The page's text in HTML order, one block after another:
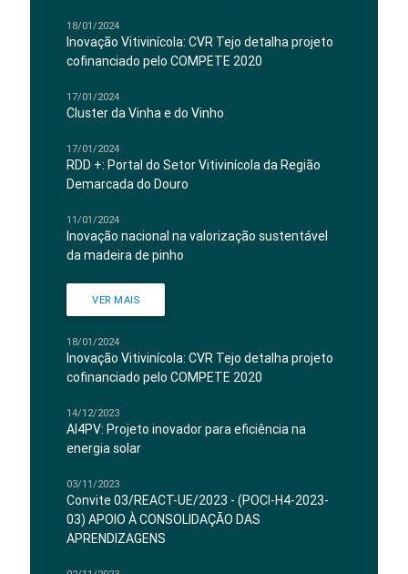
18/01/2024
Inovação Vitivinícola: CVR Tejo detalha projeto
cofinanciado pelo COMPETE 2020
17/01/2024
Cluster da Vinha e do Vinho
17/01/2024
RDD +: Portal do Setor Vitivinícola da Região
Demarcada do Douro
11/01/2024
Inovação nacional na valorização sustentável
da madeira de pinho
VER MAIS
18/01/2024
Inovação Vitivinícola: CVR Tejo detalha projeto
cofinanciado pelo COMPETE 2020
14/12/2023
AI4PV: Projeto inovador para eficiência na
energia solar
03/11/2023
Convite 03/REACT-UE/2023 - (POCI-H4-2023-
03) APOIO À CONSOLIDAÇÃO DAS
APRENDIZAGENS